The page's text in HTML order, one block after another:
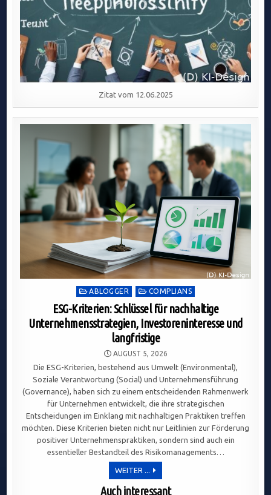
Zitat vom 12.06.2025
PostedABLOGGER COMPLIANS
ESG-Kriterien: Schlüssel für nachhaltige
Unternehmensstrategien, Investoreninteresse und
langfristige
AUGUST 5, 2026
Die ESG-Kriterien, bestehend aus Umwelt (Environmental),
Soziale Verantwortung (Social) und Unternehmensführung
(Governance), haben sich zu einem entscheidenden Rahmenwerk
für Unternehmen entwickelt, die ihre strategischen
Entscheidungen im Einklang mit nachhaltigen Praktiken treffen
möchten. Diese Kriterien bieten nicht nur Leitlinien zur Förderung
positiver Unternehmenspraktiken, sondern sind auch ein
essentieller Bestandteil des Risikomanagements…
WEITER ...
ESG-
SCHLÜSSEL
FÜR
Auch interessant